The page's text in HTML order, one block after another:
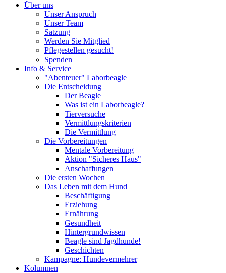
Über uns
Unser Anspruch
Unser Team
Satzung
Werden Sie Mitglied
Pflegestellen gesucht!
Spenden
Info & Service
"Abenteuer" Laborbeagle
Die Entscheidung
Der Beagle
Was ist ein Laborbeagle?
Tierversuche
Vermittlungskriterien
Die Vermittlung
Die Vorbereitungen
Mentale Vorbereitung
Aktion "Sicheres Haus"
Anschaffungen
Die ersten Wochen
Das Leben mit dem Hund
Beschäftigung
Erziehung
Ernährung
Gesundheit
Hintergrundwissen
Beagle sind Jagdhunde!
Geschichten
Kampagne: Hundevermehrer
Kolumnen